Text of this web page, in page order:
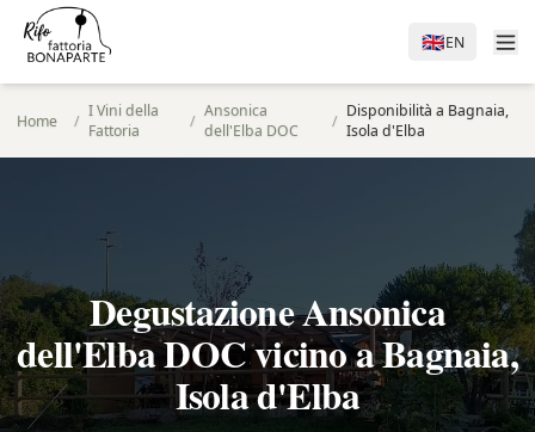
🇬🇧EN
Home / I Vini della
Fattoria
/ Ansonica
dell'Elba DOC
/ Disponibilità a Bagnaia,
Isola d'Elba
Degustazione Ansonica
dell'Elba DOC vicino a Bagnaia,
Isola d'Elba